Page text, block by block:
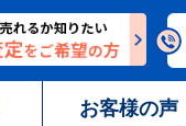
お客様の声